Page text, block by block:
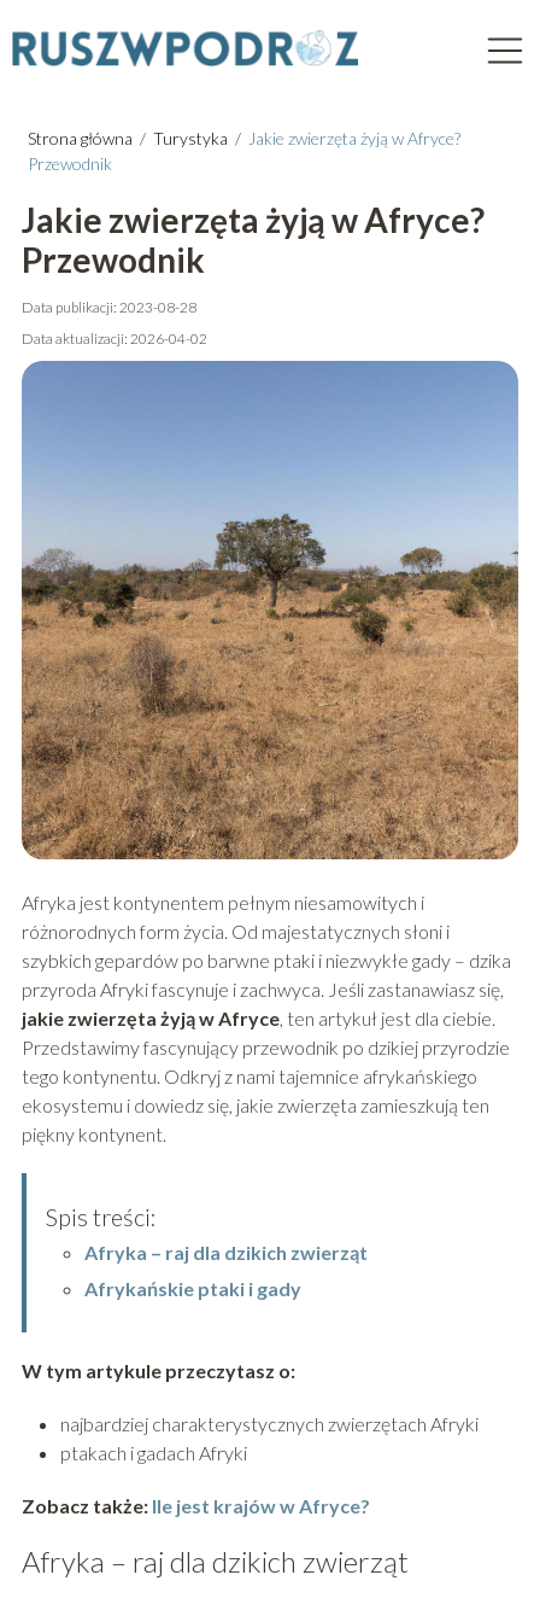
Strona główna / Turystyka / Jakie zwierzęta żyją w Afryce?
Przewodnik
Jakie zwierzęta żyją w Afryce?
Przewodnik
Data publikacji: 2023-08-28
Data aktualizacji: 2026-04-02
Afryka jest kontynentem pełnym niesamowitych i
różnorodnych form życia. Od majestatycznych słoni i
szybkich gepardów po barwne ptaki i niezwykłe gady – dzika
przyroda Afryki fascynuje i zachwyca. Jeśli zastanawiasz się,
jakie zwierzęta żyją w Afryce, ten artykuł jest dla ciebie.
Przedstawimy fascynujący przewodnik po dzikiej przyrodzie
tego kontynentu. Odkryj z nami tajemnice afrykańskiego
ekosystemu i dowiedz się, jakie zwierzęta zamieszkują ten
piękny kontynent.
Spis treści:
Afryka – raj dla dzikich zwierząt
Afrykańskie ptaki i gady
W tym artykule przeczytasz o:
najbardziej charakterystycznych zwierzętach Afryki
ptakach i gadach Afryki
Zobacz także: Ile jest krajów w Afryce?
Afryka – raj dla dzikich zwierząt